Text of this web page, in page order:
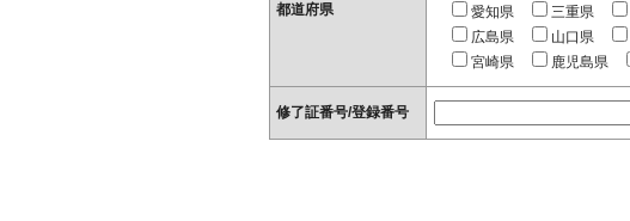
都道府県
愛知県
三重県
広島県
山口県
宮崎県
鹿児島県
修了証番号/登録番号